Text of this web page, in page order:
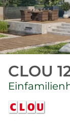
CLOU